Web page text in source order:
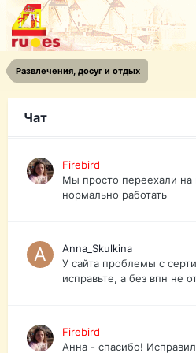
Развлечения, досуг и отдых
Чат
urist.dokument@gmail.com
Телеграмм @uristpassua
Firebird
Друзья - из России без
Firebird
Мы просто переехали на
нормально работать
Anna_Skulkina
У сайта проблемы с
исправьте, а без впн не
Firebird
Анна - спасибо!